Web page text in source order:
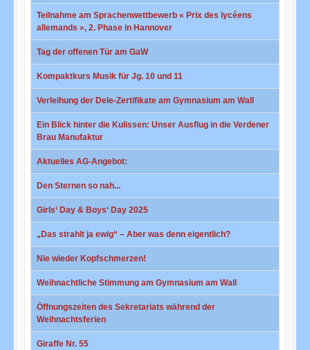
Teilnahme am Sprachenwettbewerb « Prix des lycéens
allemands », 2. Phase in Hannover
Tag der offenen Tür am GaW
Kompaktkurs Musik für Jg. 10 und 11
Verleihung der Dele-Zertifikate am Gymnasium am Wall
Ein Blick hinter die Kulissen: Unser Ausflug in die Verdener
Brau Manufaktur
Aktuelles AG-Angebot:
Den Sternen so nah...
Girls‘ Day & Boys‘ Day 2025
„Das strahlt ja ewig“ – Aber was denn eigentlich?
Nie wieder Kopfschmerzen!
Weihnachtliche Stimmung am Gymnasium am Wall
Öffnungszeiten des Sekretariats während der
Weihnachtsferien
Giraffe Nr. 55